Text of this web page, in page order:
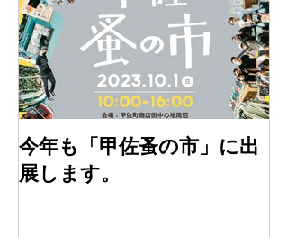
今年も「甲佐蚤の市」に出
展します。